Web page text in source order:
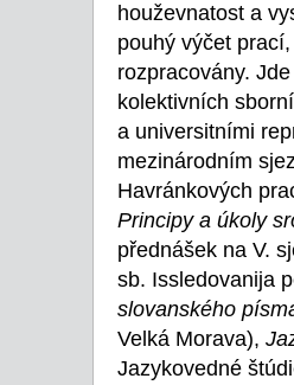
houževnatost a
pouhý výčet
rozpracovány.
kolektivních
a universitními
mezinárodním
Havránkových
Principy a úkoly
přednášek na V.
sb. Issledovanija
slovanského
Velká Morava),
Jazykovedné